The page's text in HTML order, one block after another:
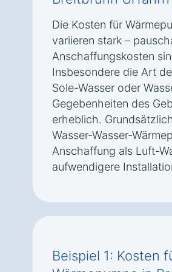
Die Kosten für
variieren stark –
Anschaffungskosten
Insbesondere die Art
Sole-Wasser oder
Gegebenheiten des
erheblich.
Wasser-Wasser-
Anschaffung als Luft-
aufwendigere
Beispiel 1: Kosten